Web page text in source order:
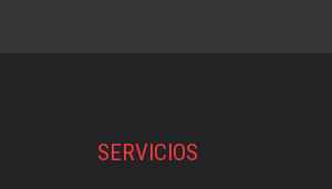
SERVICIOS